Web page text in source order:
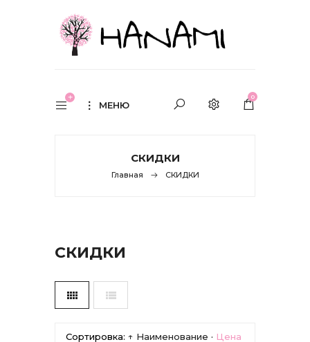
МЕНЮ
0
СКИДКИ
Главная СКИДКИ
СКИДКИ
Сортировка: ↑ Наименование · Цена